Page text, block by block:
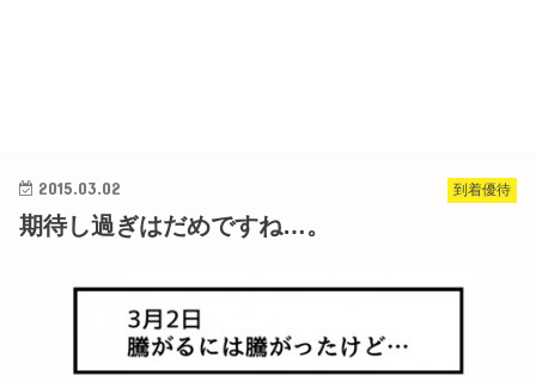
到着優待
2015.03.02
期待し過ぎはだめですね…。